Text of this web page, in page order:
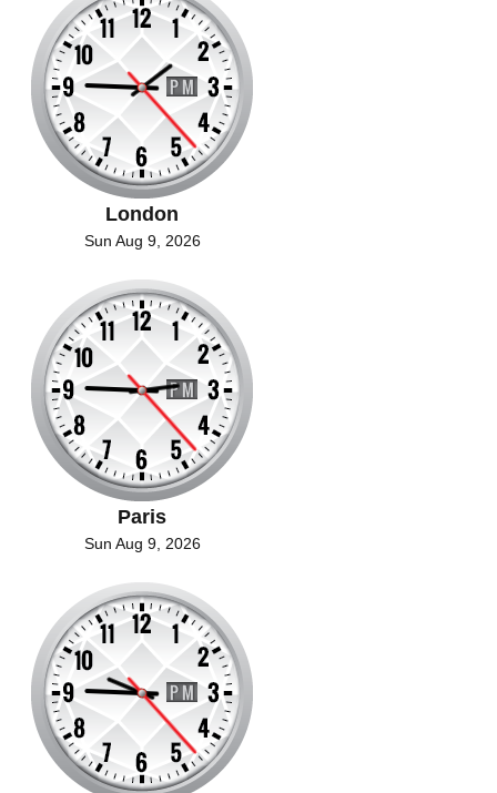
London
Sun Aug 9, 2026
Paris
Sun Aug 9, 2026